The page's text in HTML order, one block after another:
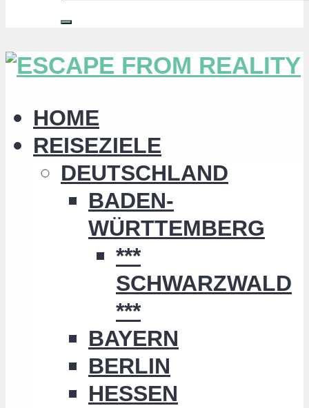
HOME
REISEZIELE
DEUTSCHLAND
BADEN-
WÜRTTEMBERG
***
SCHWARZWALD
***
BAYERN
BERLIN
HESSEN